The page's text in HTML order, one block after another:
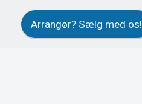
Arrangør? Sælg med os!